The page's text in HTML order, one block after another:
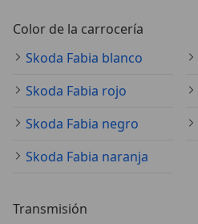
Color de la carrocería
Skoda Fabia blanco
Skoda Fabia rojo
Skoda Fabia negro
Skoda Fabia naranja
Transmisión